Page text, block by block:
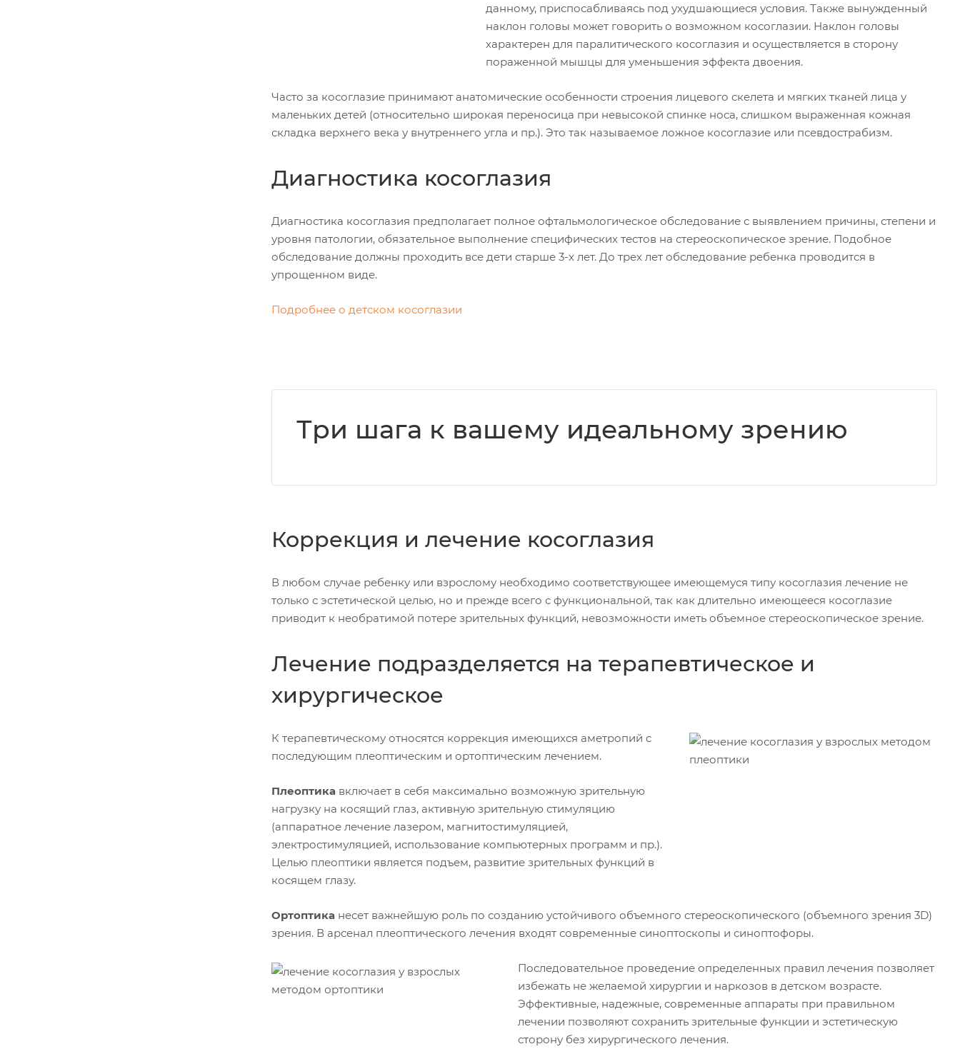
данному, приспосабливаясь под ухудшающиеся условия. Также вынужденный
наклон головы может говорить о возможном косоглазии. Наклон головы
характерен для паралитического косоглазия и осуществляется в сторону
пораженной мышцы для уменьшения эффекта двоения.
Часто за косоглазие принимают анатомические особенности строения лицевого скелета и мягких тканей лица у
маленьких детей (относительно широкая переносица при невысокой спинке носа, слишком выраженная кожная
складка верхнего века у внутреннего угла и пр.). Это так называемое ложное косоглазие или псевдострабизм.
Диагностика косоглазия
Диагностика косоглазия предполагает полное офтальмологическое обследование с выявлением причины, степени и
уровня патологии, обязательное выполнение специфических тестов на стереоскопическое зрение. Подобное
обследование должны проходить все дети старше 3-х лет. До трех лет обследование ребенка проводится в
упрощенном виде.
Подробнее о детском косоглазии
Три шага к вашему идеальному зрению
Коррекция и лечение косоглазия
В любом случае ребенку или взрослому необходимо соответствующее имеющемуся типу косоглазия лечение не
только с эстетической целью, но и прежде всего с функциональной, так как длительно имеющееся косоглазие
приводит к необратимой потере зрительных функций, невозможности иметь объемное стереоскопическое зрение.
Лечение подразделяется на терапевтическое и
хирургическое
К терапевтическому относятся коррекция имеющихся аметропий с
последующим плеоптическим и ортоптическим лечением.
Плеоптика включает в себя максимально возможную зрительную
нагрузку на косящий глаз, активную зрительную стимуляцию
(аппаратное лечение лазером, магнитостимуляцией,
электростимуляцией, использование компьютерных программ и пр.).
Целью плеоптики является подъем, развитие зрительных функций в
косящем глазу.
Ортоптика несет важнейшую роль по созданию устойчивого объемного стереоскопического (объемного зрения 3D)
зрения. В арсенал плеоптического лечения входят современные синоптоскопы и синоптофоры.
Последовательное проведение определенных правил лечения позволяет
избежать не желаемой хирургии и наркозов в детском возрасте.
Эффективные, надежные, современные аппараты при правильном
лечении позволяют сохранить зрительные функции и эстетическую
сторону без хирургического лечения.